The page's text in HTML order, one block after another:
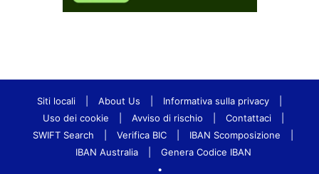
Siti locali About Us Informativa sulla privacy
Uso dei cookie
Avviso di rischio Contattaci
SWIFT Search
Verifica BIC IBAN Scomposizione
IBAN Australia
Genera Codice IBAN
•